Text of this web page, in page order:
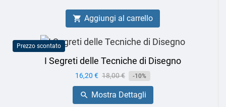
 Aggiungi al carrello
Prezzo scontato
I Segreti delle Tecniche di Disegno
Prezzo
16,20 € Prezzo
base
18,00 € -10%
 Mostra Dettagli